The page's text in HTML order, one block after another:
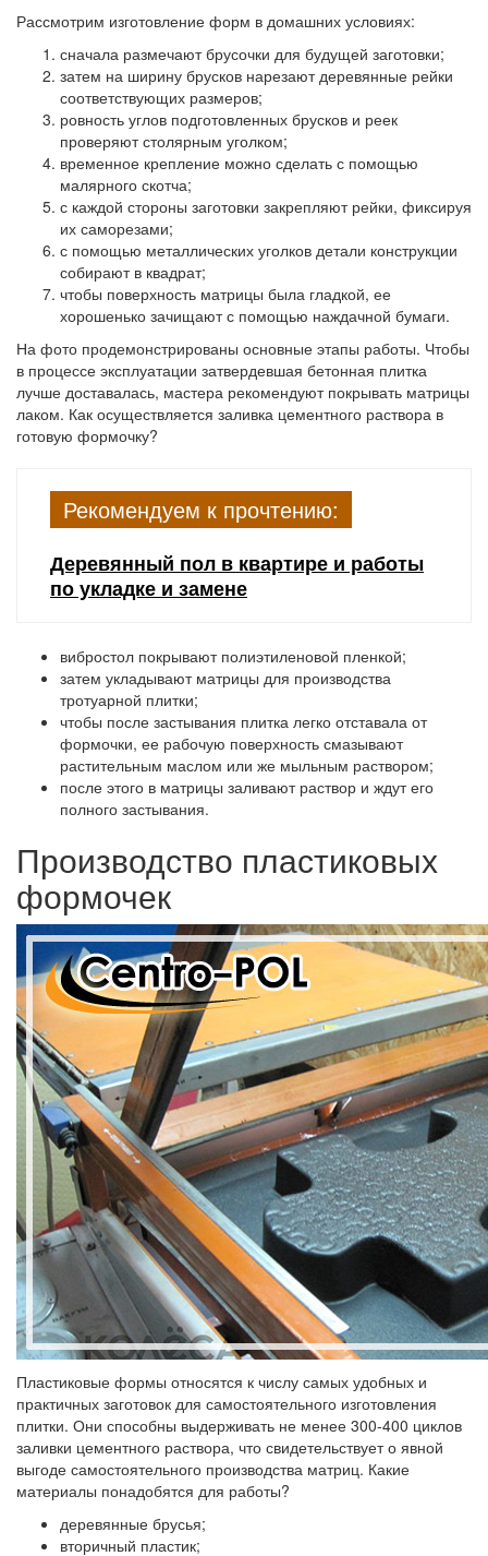
Рассмотрим изготовление форм в домашних условиях:
сначала размечают брусочки для будущей заготовки;
затем на ширину брусков нарезают деревянные рейки
соответствующих размеров;
ровность углов подготовленных брусков и реек
проверяют столярным уголком;
временное крепление можно сделать с помощью
малярного скотча;
с каждой стороны заготовки закрепляют рейки, фиксируя
их саморезами;
с помощью металлических уголков детали конструкции
собирают в квадрат;
чтобы поверхность матрицы была гладкой, ее
хорошенько зачищают с помощью наждачной бумаги.
На фото продемонстрированы основные этапы работы. Чтобы
в процессе эксплуатации затвердевшая бетонная плитка
лучше доставалась, мастера рекомендуют покрывать матрицы
лаком. Как осуществляется заливка цементного раствора в
готовую формочку?
Рекомендуем к прочтению:
Деревянный пол в квартире и работы
по укладке и замене
вибростол покрывают полиэтиленовой пленкой;
затем укладывают матрицы для производства
тротуарной плитки;
чтобы после застывания плитка легко отставала от
формочки, ее рабочую поверхность смазывают
растительным маслом или же мыльным раствором;
после этого в матрицы заливают раствор и ждут его
полного застывания.
Производство пластиковых
формочек
Пластиковые формы относятся к числу самых удобных и
практичных заготовок для самостоятельного изготовления
плитки. Они способны выдерживать не менее 300-400 циклов
заливки цементного раствора, что свидетельствует о явной
выгоде самостоятельного производства матриц. Какие
материалы понадобятся для работы?
деревянные брусья;
вторичный пластик;